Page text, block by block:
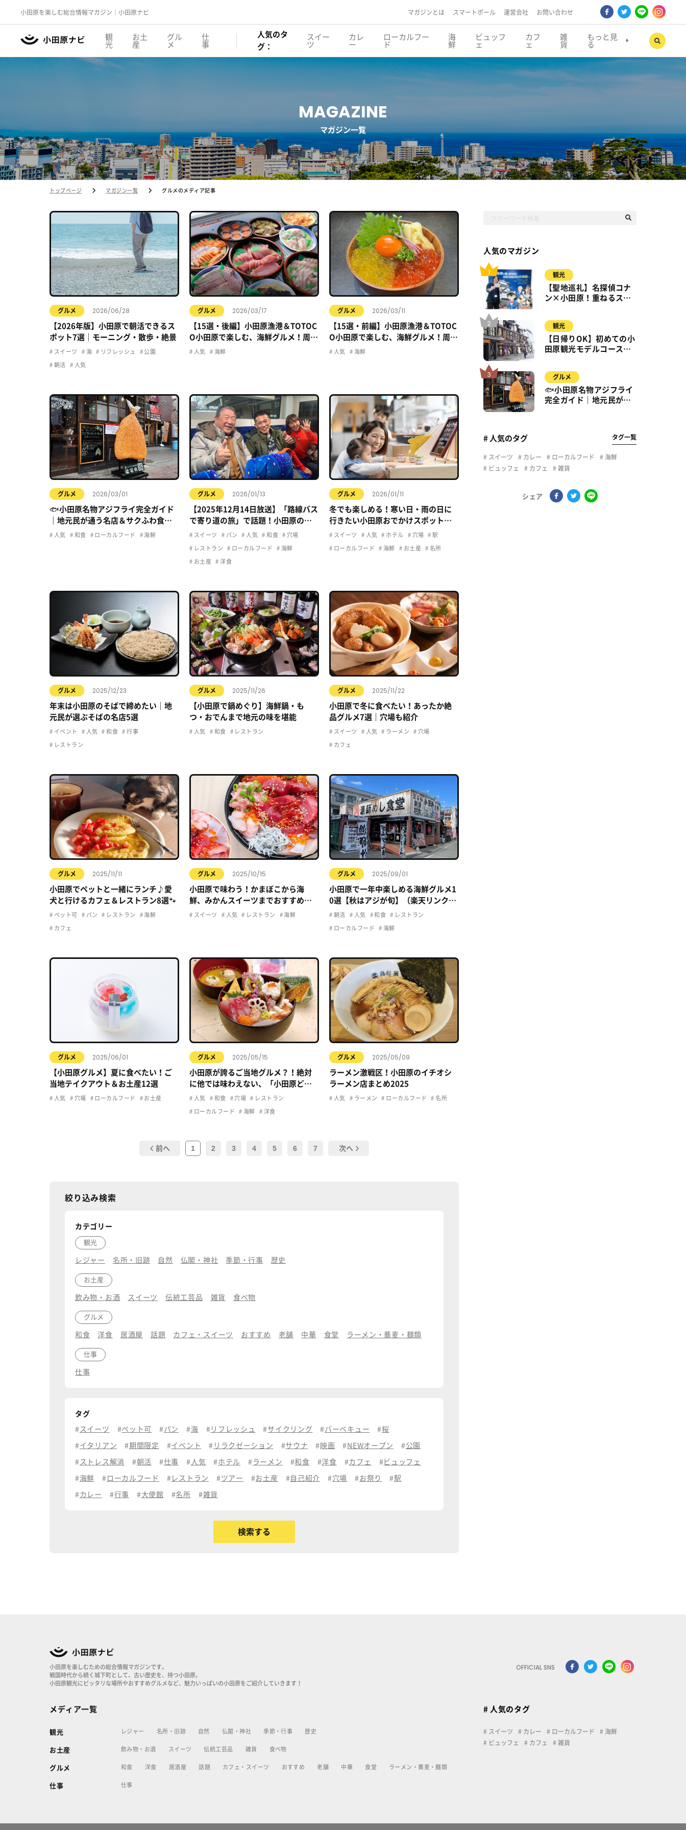
小田原を楽しむ総合情報マガジン｜小田原ナビ マガジンとは スマートポール 運営会社 お問い合わせ
観
光
お土
産
グル
メ
仕
事
人気のタ
グ：
スイー
ツ
カレ
ー
ローカルフー
ド
海
鮮
ビュッフ
ェ
カフ
ェ
雑
貨
もっと見
る
MAGAZINE
マガジン一覧
トップページ マガジン一覧 グルメのメディア記事
グルメ 2026/06/28
【2026年版】小田原で朝活できるス
ポット7選｜モーニング・散歩・絶景
スイーツ 海 リフレッシュ 公園
朝活 人気
グルメ 2026/03/17
【15選・後編】小田原漁港＆TOTOC
O小田原で楽しむ、海鮮グルメ！周辺
のお店、全網羅！
人気 海鮮
グルメ 2026/03/11
【15選・前編】小田原漁港＆TOTOC
O小田原で楽しむ、海鮮グルメ！周辺
のお店、全網羅！
人気 海鮮
グルメ 2026/03/01
🐟小田原名物アジフライ完全ガイド
｜地元民が通う名店＆サクふわ食感
の秘密
人気 和食 ローカルフード 海鮮
グルメ 2026/01/13
【2025年12月14日放送】「路線バス
で寄り道の旅」で話題！小田原の立
ち寄りグルメ
スイーツ パン 人気 和食 穴場
レストラン ローカルフード 海鮮
お土産 洋食
グルメ 2026/01/11
冬でも楽しめる！寒い日・雨の日に
行きたい小田原おでかけスポットま
とめ
スイーツ 人気 ホテル 穴場 駅
ローカルフード 海鮮 お土産 名所
グルメ 2025/12/23
年末は小田原のそばで締めたい｜地
元民が選ぶそばの名店5選
イベント 人気 和食 行事
レストラン
グルメ 2025/11/26
【小田原で鍋めぐり】海鮮鍋・も
つ・おでんまで地元の味を堪能
人気 和食 レストラン
グルメ 2025/11/22
小田原で冬に食べたい！あったか絶
品グルメ7選｜穴場も紹介
スイーツ 人気 ラーメン 穴場
カフェ
グルメ 2025/11/11
小田原でペットと一緒にランチ♪愛
犬と行けるカフェ＆レストラン8選🐾
ペット可 パン レストラン 海鮮
カフェ
グルメ 2025/10/15
小田原で味わう！かまぼこから海
鮮、みかんスイーツまでおすすめグ
ルメ5選
スイーツ 人気 レストラン 海鮮
グルメ 2025/09/01
小田原で一年中楽しめる海鮮グルメ1
0選【秋はアジが旬】（楽天リンク＆
関連記事付き）
朝活 人気 和食 レストラン
ローカルフード 海鮮
グルメ 2025/06/01
【小田原グルメ】夏に食べたい！ご
当地テイクアウト＆お土産12選
人気 穴場 ローカルフード お土産
グルメ 2025/05/15
小田原が誇るご当地グルメ？！絶対
に他では味わえない、「小田原ど
ん」についてご紹介！
人気 和食 穴場 レストラン
ローカルフード 海鮮 洋食
グルメ 2025/05/09
ラーメン激戦区！小田原のイチオシ
ラーメン店まとめ2025
人気 ラーメン ローカルフード 名所
前へ 1 2 3 4 5 6 7 次へ
絞り込み検索
カテゴリー
観光
レジャー 名所・旧跡 自然 仏閣・神社 季節・行事 歴史
お土産
飲み物・お酒 スイーツ 伝統工芸品 雑貨 食べ物
グルメ
和食 洋食 居酒屋 話題 カフェ・スイーツ おすすめ 老舗 中華 食堂 ラーメン・蕎麦・麺類
仕事
仕事
タグ
スイーツ ペット可 パン 海 リフレッシュ サイクリング バーベキュー 桜
イタリアン 期間限定 イベント リラクゼーション サウナ 映画 NEWオープン 公園
ストレス解消 朝活 仕事 人気 ホテル ラーメン 和食 洋食 カフェ ビュッフェ
海鮮 ローカルフード レストラン ツアー お土産 自己紹介 穴場 お祭り 駅
カレー 行事 大使館 名所 雑貨
人気のマガジン
観光
【聖地巡礼】名探偵コナ
ン×小田原！重ねるスタ
で】小田原・箱根・湯河
原
観光
【日帰りOK】初めての小
田原観光モデルコース｜
満喫
グルメ
🐟小田原名物アジフライ
完全ガイド｜地元民が通
# 人気のタグ タグ一覧
スイーツ カレー ローカルフード
海鮮
ビュッフェ
カフェ 雑貨
シェア
小田原を楽しむための総合情報マガジンです。
戦国時代から続く城下町として、古い歴史を、持つ小田原。
小田原観光にピッタリな場所やおすすめグルメなど、魅力いっぱいの小田原をご紹介していきます！
OFFICIAL SNS
メディア一覧
観光 レジャー 名所・旧跡 自然 仏閣・神社 季節・行事 歴史
お土産 飲み物・お酒 スイーツ 伝統工芸品 雑貨 食べ物
グルメ 和食 洋食 居酒屋 話題 カフェ・スイーツ おすすめ 老舗 中華 食堂 ラーメン・蕎麦・麺類
仕事 仕事
# 人気のタグ
スイーツ カレー ローカルフード
海鮮
ビュッフェ
カフェ 雑貨